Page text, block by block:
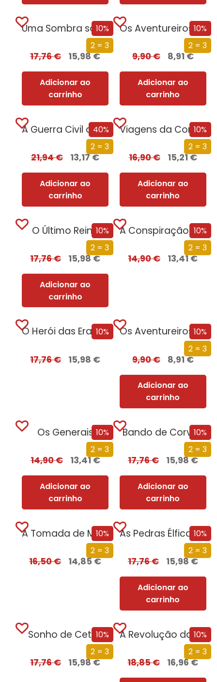
10%
2 = 3
Uma Sombra sobre Florença
17,76€ 15,98€
Adicionar ao
carrinho
10%
2 = 3
Os Aventureiros – No Rio Subterrâneo
9,90€ 8,91€
Adicionar ao
carrinho
40%
2 = 3
A Guerra Civil de Espanha
21,94€ 13,17€
Adicionar ao
carrinho
10%
2 = 3
Viagens da Comida Saudável
16,90€ 15,21€
Adicionar ao
carrinho
10%
2 = 3
O Último Reino
17,76€ 15,98€
Adicionar ao
carrinho
10%
2 = 3
A Conspiração de Papel
14,90€ 13,41€
10%
O Herói das Eras – Parte II
17,76€ 15,98 €
10%
2 = 3
Os Aventureiros – Na Gruta do Tesouro
9,90€ 8,91€
Adicionar ao
carrinho
10%
2 = 3
Os Generais
14,90€ 13,41€
Adicionar ao
carrinho
10%
2 = 3
Bando de Corvos
17,76€ 15,98€
Adicionar ao
carrinho
10%
2 = 3
A Tomada de Madrid
16,50€ 14,85€
10%
2 = 3
As Pedras Élficas de Shannara
17,76€ 15,98€
Adicionar ao
carrinho
10%
2 = 3
Sonho de Cetim
17,76€ 15,98€
10%
2 = 3
A Revolução da Mulher das Pevides
18,85€ 16,96€